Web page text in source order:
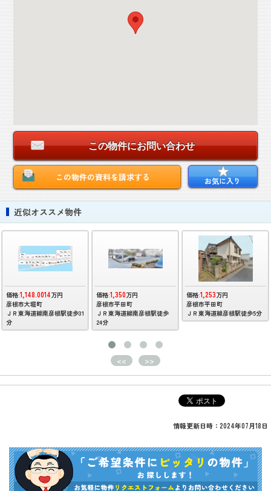
この物件にお問い合わせ
この物件の資料を請求する お気に入り
近似オススメ物件
価格:1,148.0014万円
彦根市大堀町
ＪＲ東海道線南彦根駅徒歩31
分
価格:1,350万円
彦根市平田町
ＪＲ東海道線南彦根駅徒歩
24分
価格:1,253万円
彦根市平田町
ＪＲ東海道線彦根駅徒歩5分
<< >>
情報更新日時：2024年07月18日